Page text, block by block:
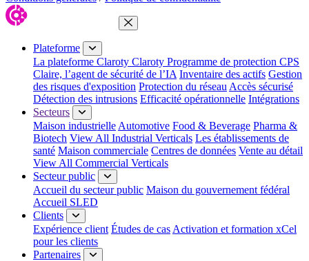
Fermer le menu
Plateforme
La plateforme Claroty Claroty Programme de protection CPS
Claire, l’agent de sécurité de l’IA Inventaire des actifs Gestion
des risques d'exposition Protection du réseau Accès sécurisé
Détection des intrusions Efficacité opérationnelle Intégrations
Secteurs
Maison industrielle Automotive Food & Beverage Pharma &
Biotech View All Industrial Verticals Les établissements de
santé Maison commerciale Centres de données Vente au détail
View All Commercial Verticals
Secteur public
Accueil du secteur public Maison du gouvernement fédéral
Accueil SLED
Clients
Expérience client Études de cas Activation et formation xCel
pour les clients
Partenaires